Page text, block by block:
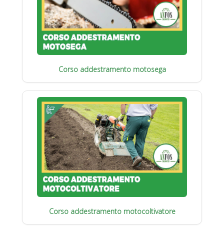
Corso addestramento motosega
Corso addestramento motocoltivatore